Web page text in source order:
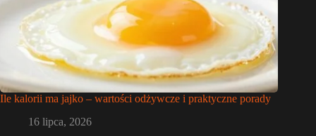
Ile kalorii ma jajko – wartości odżywcze i praktyczne porady
16 lipca, 2026